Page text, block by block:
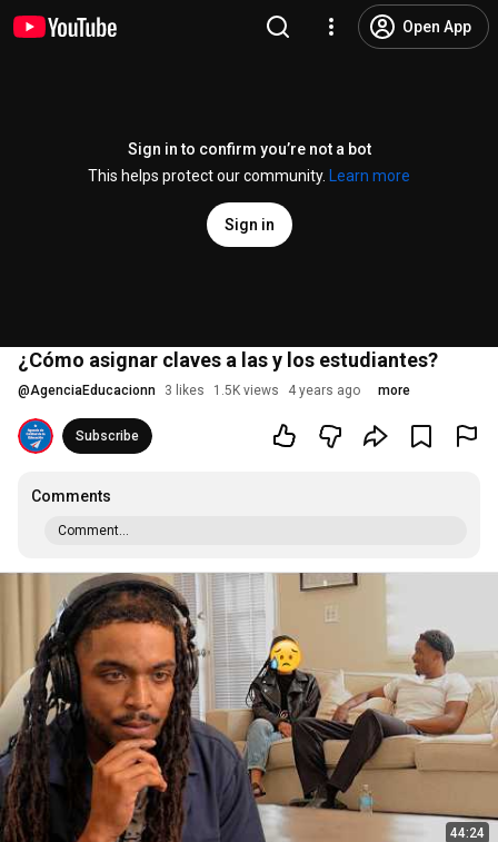
Open App
Sign in to confirm you’re not a bot
This helps protect our community.
Learn more
Sign in
¿Cómo asignar claves a las y los estudiantes?
@AgenciaEducacionn 3 likes 1.5K views 4 years ago more
Subscribe
Comments
Comment...
44:24